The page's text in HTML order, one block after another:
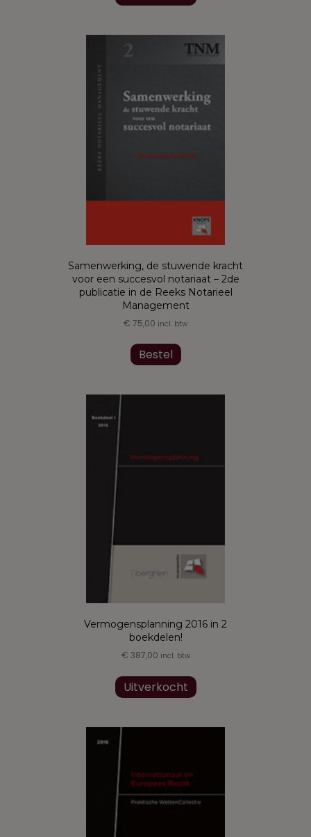
Samenwerking, de stuwende kracht
voor een succesvol notariaat – 2de
publicatie in de Reeks Notarieel
Management
€ 75,00 incl. btw
Bestel
Vermogensplanning 2016 in 2
boekdelen!
€ 387,00 incl. btw
Uitverkocht